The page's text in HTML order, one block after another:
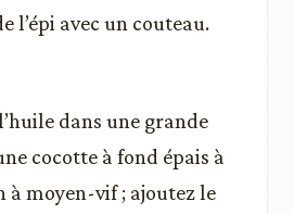
l’épi avec un couteau.
dans une grande
cocotte à fond épais à
à moyen-vif ; ajoutez le